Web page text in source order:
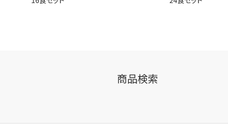
商品検索